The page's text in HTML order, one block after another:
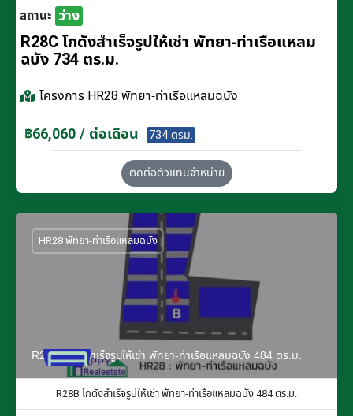
สถานะ ว่าง
R28C โกดังสำเร็จรูปให้เช่า พัทยา-ท่าเรือแหลม
ฉบัง 734 ตร.ม.
โครงการ HR28 พัทยา-ท่าเรือแหลมฉบัง
฿66,060 / ต่อเดือน 734 ตรม.
ติดต่อตัวแทนจำหน่าย
R28B โกดังสำเร็จรูปให้เช่า พัทยา-ท่าเรือแหลมฉบัง 484 ตร.ม.
HR28 พัทยา-ท่าเรือแหลมฉบัง
R28B โกดังสำเร็จรูปให้เช่า พัทยา-ท่าเรือแหลมฉบัง 484 ตร.ม.